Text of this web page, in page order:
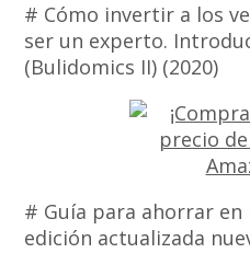
# Cómo invertir a los
ser un experto.
(Bulidomics II) (2020)
# Guía para ahorrar en
edición actualizada